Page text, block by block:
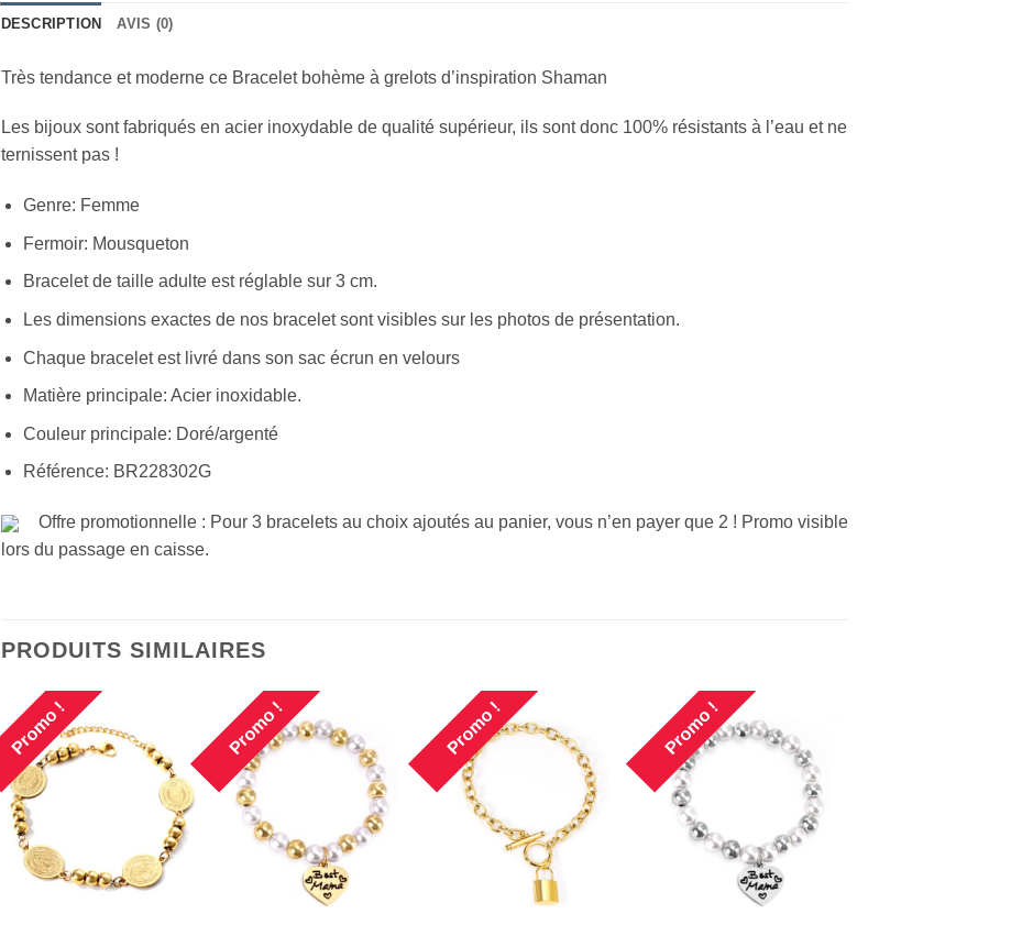
DESCRIPTION AVIS (0)
Très tendance et moderne ce Bracelet bohème à grelots d’inspiration Shaman
Les bijoux sont fabriqués en acier inoxydable de qualité supérieur, ils sont donc 100% résistants à l’eau et ne
ternissent pas !
Genre: Femme
Fermoir: Mousqueton
Bracelet de taille adulte est réglable sur 3 cm.
Les dimensions exactes de nos bracelet sont visibles sur les photos de présentation.
Chaque bracelet est livré dans son sac écrun en velours
Matière principale: Acier inoxidable.
Couleur principale: Doré/argenté
Référence: BR228302G
Offre promotionnelle : Pour 3 bracelets au choix ajoutés au panier, vous n’en payer que 2 ! Promo visible
lors du passage en caisse.
PRODUITS SIMILAIRES
Promo ! Promo ! Promo ! Promo !